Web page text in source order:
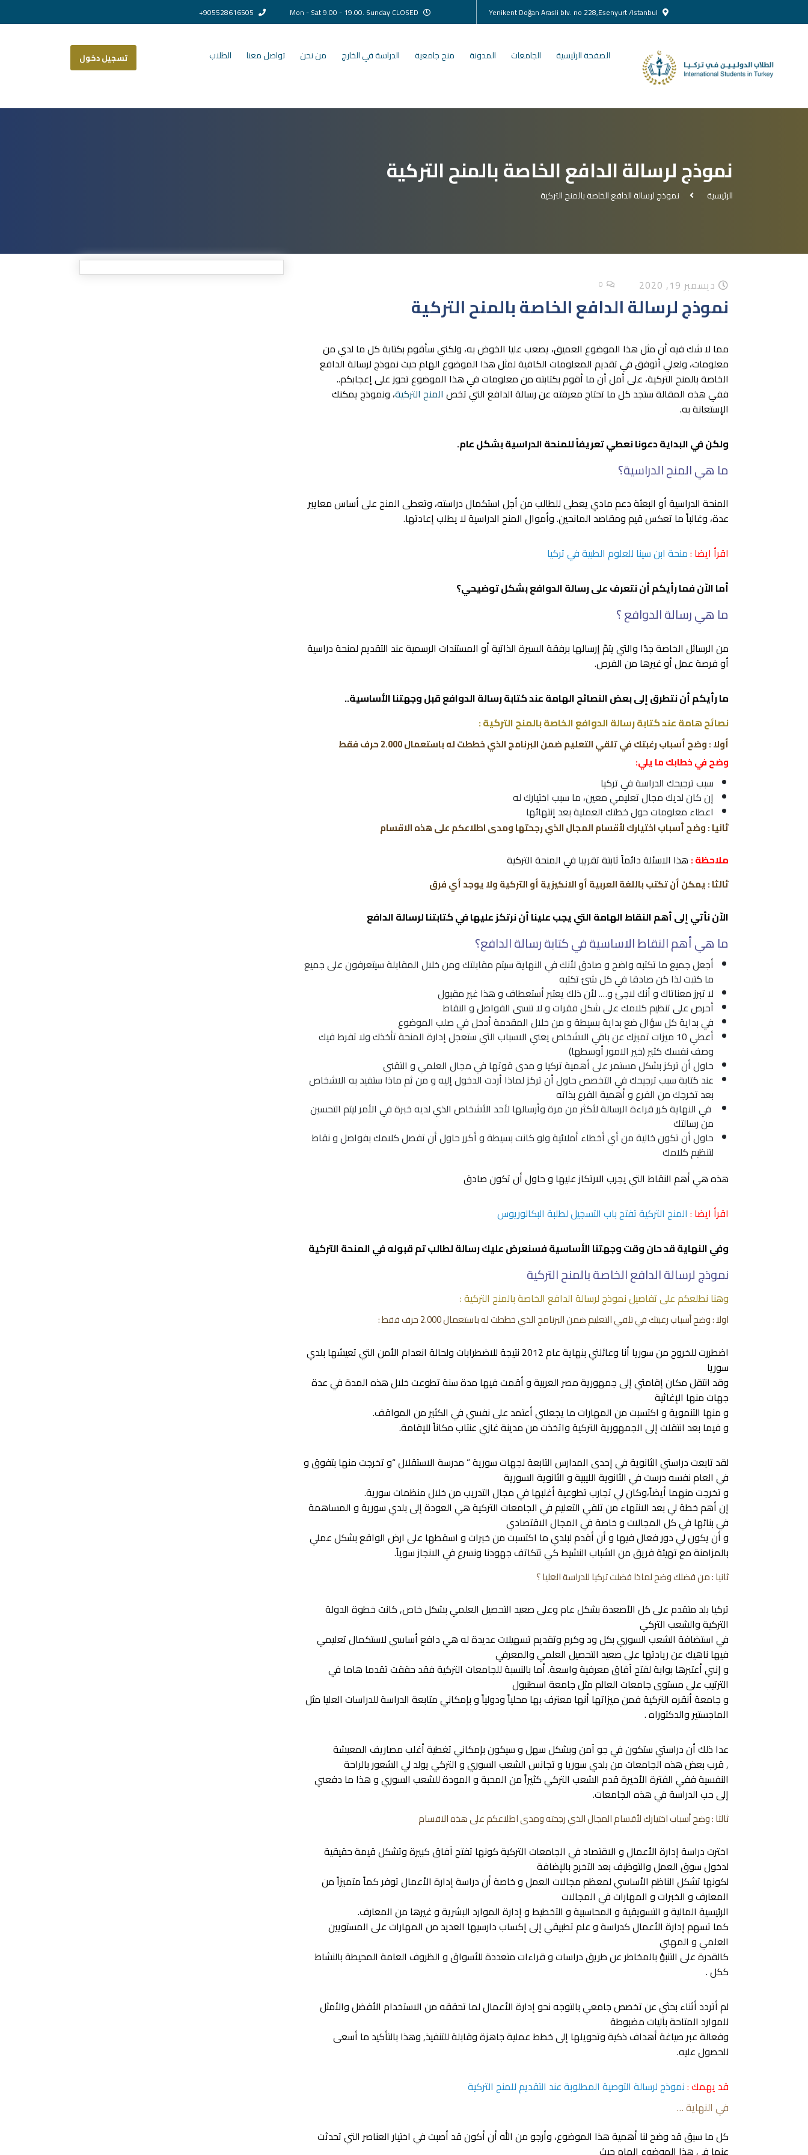
الصفحة الرئيسية الجامعات المدونة منح جامعية الدراسة في الخارج من نحن تواصل معنا الطلاب تسجيل دخول
نموذج لرسالة الدافع الخاصة بالمنح التركية
الرئيسية نموذج لرسالة الدافع الخاصة بالمنح التركية
ديسمبر 19, 2020 0
نموذج لرسالة الدافع الخاصة بالمنح التركية
مما لا شك فيه أن مثل هذا الموضوع العميق، يصعب عليا الخوض به، ولكني سأقوم بكتابة كل ما لدي من
معلومات، ولعلي أتوفق في تقديم المعلومات الكافية لمثل هذا الموضوع الهام حيث نموذج لرسالة الدافع
الخاصة بالمنح التركية، على أمل أن ما أقوم بكتابته من معلومات في هذا الموضوع تحوز على إعجابكم..
ففي هذه المقالة ستجد كل ما تحتاج معرفته عن رسالة الدافع التي تخص المنح التركية، ونموذج يمكنك
الإستعانة به.
ولكن في البداية دعونا نعطي تعريفاً للمنحة الدراسية بشكل عام.
ما هي المنح الدراسية؟
المنحة الدراسية أو البعثة دعم مادي يعطى للطالب من أجل استكمال دراسته، وتعطى المنح على أساس معايير
عدة، وغالباً ما تعكس قيم ومقاصد المانحين. وأموال المنح الدراسية لا يطلب إعادتها.
اقرأ ايضا :منحة ابن سينا للعلوم الطبية في تركيا
أما الاّن فما رأيكم أن نتعرف على رسالة الدوافع بشكل توضيحي؟
ما هي رسالة الدوافع ؟
من الرسائل الخاصة جدًا والتي يتمّ إرسالها برفقة السيرة الذاتية أو المستندات الرسمية عند التقديم لمنحة دراسية
أو فرصة عمل أو غيرها من الفرص.
ما رأيكم أن نتطرق إلى بعض النصائح الهامة عند كتابة رسالة الدوافع قبل وجهتنا الأساسية..
نصائح هامة عند كتابة رسالة الدوافع الخاصة بالمنح التركية :
أولا : وضح أسباب رغبتك في تلقي التعليم ضمن البرنامج الذي خططت له باستعمال 2.000 حرف فقط
وضح في خطابك ما يلي:
سبب ترجيحك الدراسة في تركيا
إن كان لديك مجال تعليمي معين، ما سبب اختيارك له
اعطاء معلومات حول خطتك العملية بعد إنتهائها
ثانيا : وضح أسباب اختيارك لأقسام المجال الذي رجحتها ومدى اطلاعكم على هذه الاقسام
ملاحظة : هذا الاسئلة دائماً ثابتة تقريبا في المنحة التركية
ثالثا : يمكن أن تكتب باللغة العربية أو الانكيزية أو التركية ولا يوجد أي فرق
الاّن نأتي إلى أهم النقاط الهامة التي يجب علينا أن نرتكز عليها في كتابتنا لرسالة الدافع
ما هي أهم النقاط الاساسية في كتابة رسالة الدافع؟
أجعل جميع ما تكتبه واضح و صادق لأنك في النهاية سيتم مقابلتك ومن خلال المقابلة سيتعرفون على جميع
ما كتبت لذا كن صادقا في كل شئ تكتبه
لا تبرز معناتاك و أنك لاجئ و…. لأن ذلك يعتبر أستعطاف و هذا غير مقبول
أحرص على تنظيم كلامك على شكل فقرات و لا تنسى الفواصل و النقاط
في بداية كل سؤال ضع بداية بسيطة و من خلال المقدمة أدخل في صلب الموضوع
أعطي 10 ميزات تميزك عن باقي الاشخاص يعني الاسباب التي ستعجل إدارة المنحة تأخذك ولا تفرط فيك
وصف نفسك كثير (خير الامور أوسطها)
حاول أن تركز بشكل مستمر على أهمية تركيا و مدى قوتها في مجال العلمي و التقني
عند كتابة سبب ترجيحك في التخصص حاول أن تركز لماذا أردت الدخول إليه و من ثم ماذا ستفيد به الاشخاص
بعد تخرجك من الفرع و أهمية الفرع بذاته
في النهاية كرر قراءة الرسالة لأكثر من مرة وأرسالها لأحد الأشخاص الذي لديه خبرة في الأمر ليتم التحسين
من رسالتك
حاول أن تكون خالية من أي أخطاء أملائية ولو كانت بسيطة و أكرر حاول أن تفصل كلامك بفواصل و نقاط
لتنظيم كلامك
هذه هي أهم النقاط التي يجرب الارتكاز عليها و حاول أن تكون صادق
اقرأ ايضا : المنح التركية تفتح باب التسجيل لطلبة البكالوريوس
وفي النهاية قد حان وقت وجهتنا الأساسية فسنعرض عليك رسالة لطالب تم قبوله في المنحة التركية
نموذج لرسالة الدافع الخاصة بالمنح التركية
وهنا نطلعكم على تفاصيل نموذج لرسالة الدافع الخاصة بالمنح التركية :
اولا : وضح أسباب رغبتك في تلقي التعليم ضمن البرنامج الذي خططت له باستعمال 2.000 حرف فقط :
اضطررت للخروج من سوريا أنا وعائلتي بنهاية عام 2012 نتيجة للاضطرابات ولحالة انعدام الأمن التي تعيشها بلدي
سوريا
وقد انتقل مكان إقامتي إلى جمهورية مصر العربية و أقمت فيها مدة سنة تطوعت خلال هذه المدة في عدة
جهات منها الإغاثية
و منها التنموية و اكتسبت من المهارات ما يجعلني أعتمد على نفسي في الكثير من المواقف.
و فيما بعد انتقلت إلى الجمهورية التركية واتخذت من مدينة غازي عنتاب مكاناً للإقامة.
لقد تابعت دراستي الثانوية في إحدى المدارس التابعة لجهات سورية ” مدرسة الاستقلال “و تخرجت منها بتفوق و
في العام نفسه درست في الثانوية الليبية و الثانوية السورية
و تخرجت منهما أيضاً،وكان لي تجارب تطوعية أغلبها في مجال التدريب من خلال منظمات سورية.
إن أهم خطة لي بعد الانتهاء من تلقي التعليم في الجامعات التركية هي العودة إلى بلدي سورية و المساهمة
في بنائها في كل المجالات و خاصة في المجال الاقتصادي
و أن يكون لي دور فعال فيها و أن أقدم لبلدي ما اكتسبت من خبرات و اسقطها على ارض الواقع بشكل عملي
بالمزامنة مع تهيئة فريق من الشباب النشيط كي تتكاتف جهودنا ونسرع في الانجاز سوياً.
ثانيا : من فضلك وضح لماذا فضلت تركيا للدراسة العليا ؟
تركيا بلد متقدم على كل الأصعدة بشكل عام وعلى صعيد التحصيل العلمي بشكل خاص, كانت خطوة الدولة
التركية والشعب التركي
في استضافة الشعب السوري بكل ود وكرم وتقديم تسهيلات عديدة له هي دافع أساسي لاستكمال تعليمي
فيها ناهيك عن ريادتها على صعيد التحصيل العلمي والمعرفي
و إنني أعتبرها بوابة لفتح آفاق معرفية واسعة. أما بالنسبة للجامعات التركية فقد حققت تقدما هاما في
الترتيب على مستوى جامعات العالم مثل جامعة اسطنبول
و جامعة أنقره التركية فمن ميزاتها أنها معترف بها محلياً ودولياً و بإمكاني متابعة الدراسة للدراسات العليا مثل
الماجستير والدكتوراه .
عدا ذلك أن دراستي ستكون في جو آمن وبشكل سهل و سيكون بإمكاني تغطية أغلب مصاريف المعيشة
, قرب بعض هذه الجامعات من بلدي سوريا و تجانس الشعب السوري و التركي يولد لي الشعور بالراحة
النفسية ففي الفترة الأخيرة قدم الشعب التركي كثيراً من المحبة و المودة للشعب السوري و هذا ما دفعني
إلى حب الدراسة في هذه الجامعات.
ثالثا : وضح أسباب اختيارك لأقسام المجال الذي رجحته ومدى اطلاعكم على هذه الاقسام
اخترت دراسة إدارة الأعمال و الاقتصاد في الجامعات التركية كونها تفتح آفاق كبيرة وتشكل قيمة حقيقية
لدخول سوق العمل والتوظيف بعد التخرج بالإضافة
لكونها تشكل الناظم الأساسي لمعظم مجالات العمل و خاصة أن دراسة إدارة الأعمال توفر كماً متميزاً من
المعارف و الخبرات و المهارات في المجالات
الرئيسية المالية و التسويقية و المحاسبية و التخطيط و إدارة الموارد البشرية و غيرها من المعارف.
كما تسهم إدارة الأعمال كدراسة و علم تطبيقي إلى إكساب دارسيها العديد من المهارات على المستويين
العلمي و المهني
كالقدرة على التنبؤ بالمخاطر عن طريق دراسات و قراءات متعددة للأسواق و الظروف العامة المحيطة بالنشاط
ككل .
لم أتردد أثناء بحثي عن تخصص جامعي بالتوجه نحو إدارة الأعمال لما تحققه من الاستخدام الأفضل والأمثل
للموارد المتاحة بآليات مضبوطة
وفعالة عبر صياغة أهداف ذكية وتحويلها إلى خطط عملية جاهزة وقابلة للتنفيذ, وهذا بالتأكيد ما أسعى
للحصول عليه.
قد يهمك :نموذج لرسالة التوصية المطلوبة عند التقديم للمنح التركية
في النهاية …
كل ما سبق قد وضح لنا أهمية هذا الموضوع، وأرجو من الله أن أكون قد أصبت في اختيار العناصر التي تحدثت
عنها في هذا الموضوع الهام حيث